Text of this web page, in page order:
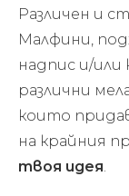
Различен и
Малфини,
надпис и/или
различни
които
на крайния
твоя идея.